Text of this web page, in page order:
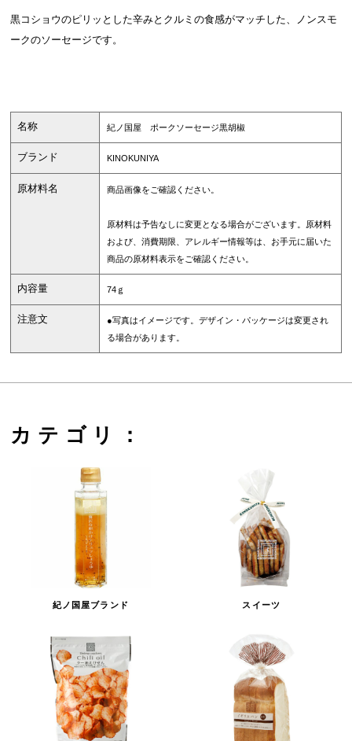
黒コショウのピリッとした辛みとクルミの食感がマッチした、ノンスモ
ークのソーセージです。
名称 紀ノ国屋 ポークソーセージ黒胡椒
ブランド KINOKUNIYA
原材料名 商品画像をご確認ください。
原材料は予告なしに変更となる場合がございます。原材料
および、消費期限、アレルギー情報等は、お手元に届いた
商品の原材料表示をご確認ください。
内容量 74ｇ
注意文
●写真はイメージです。デザイン・パッケージは変更され
る場合があります。
カテゴリ：
紀ノ国屋ブランド スイーツ